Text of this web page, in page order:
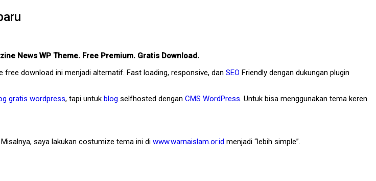
News WP Theme. Free Premium. Gratis Download.
free download ini menjadi alternatif. Fast loading, responsive, dan SEO Friendly dengan dukungan plugin
gratis wordpress, tapi untuk blog selfhosted dengan CMS WordPress. Untuk bisa menggunakan tema keren
saya lakukan costumize tema ini di www.warnaislam.or.id menjadi “lebih simple”.